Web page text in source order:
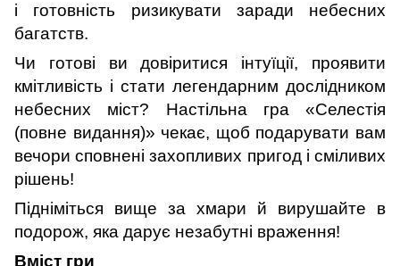
і готовність ризикувати заради небесних
багатств.
Чи готові ви довіритися інтуїції, проявити
кмітливість і стати легендарним дослідником
небесних міст? Настільна гра «Селестія
(повне видання)» чекає, щоб подарувати вам
вечори сповнені захопливих пригод і сміливих
рішень!
Підніміться вище за хмари й вирушайте в
подорож, яка дарує незабутні враження!
Вміст гри